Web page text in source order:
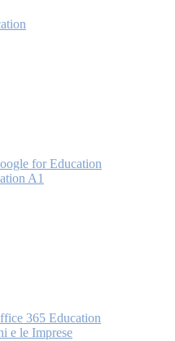
for Education
A1
365 Education
e le Imprese